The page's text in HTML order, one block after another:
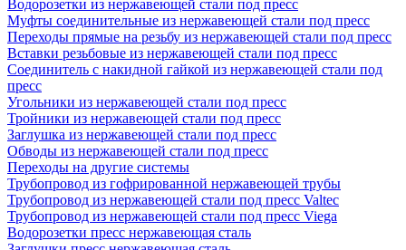
Водорозетки из нержавеющей стали под пресс
Муфты соединительные из нержавеющей стали под пресс
Переходы прямые на резьбу из нержавеющей стали под пресс
Вставки резьбовые из нержавеющей стали под пресс
Соединитель с накидной гайкой из нержавеющей стали под
пресс
Угольники из нержавеющей стали под пресс
Тройники из нержавеющей стали под пресс
Заглушка из нержавеющей стали под пресс
Обводы из нержавеющей стали под пресс
Переходы на другие системы
Трубопровод из гофрированной нержавеющей трубы
Трубопровод из нержавеющей стали под пресс Valtec
Трубопровод из нержавеющей стали под пресс Viega
Водорозетки пресс нержавеющая сталь